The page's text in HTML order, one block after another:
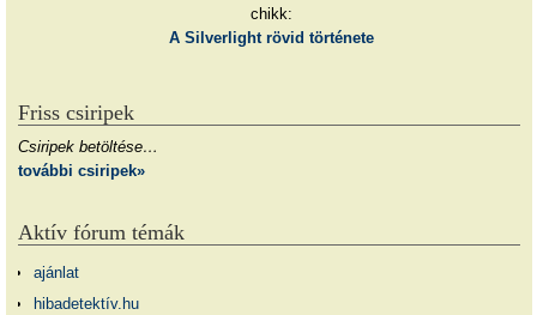
chikk:
A Silverlight rövid története
Friss csiripek
Csiripek betöltése…
további csiripek»
Aktív fórum témák
ajánlat
hibadetektív.hu